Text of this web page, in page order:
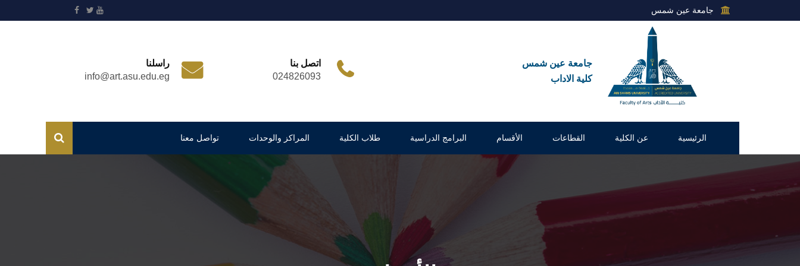
جامعة عين شمس
جامعة عين شمس
كلية الاداب
اتصل بنا
024826093
راسلنا
info@art.asu.edu.eg
الرئيسية عن الكلية القطاعات الأقسام البرامج الدراسية طلاب الكلية المراكز والوحدات تواصل معنا